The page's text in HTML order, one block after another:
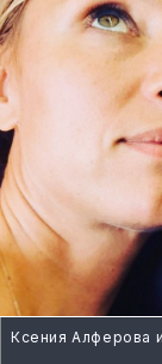
Ксения Алферова